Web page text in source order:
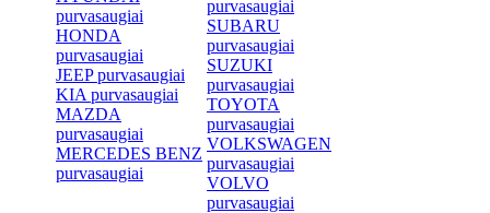
purvasaugiai
HONDA
purvasaugiai
JEEP purvasaugiai
KIA purvasaugiai
MAZDA
purvasaugiai
MERCEDES BENZ
purvasaugiai
purvasaugiai
SUBARU
purvasaugiai
SUZUKI
purvasaugiai
TOYOTA
purvasaugiai
VOLKSWAGEN
purvasaugiai
VOLVO
purvasaugiai